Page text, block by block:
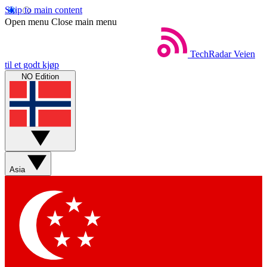
Skip to main content
Open menu Close main menu
TechRadar Veien
til et godt kjøp
NO Edition
Asia